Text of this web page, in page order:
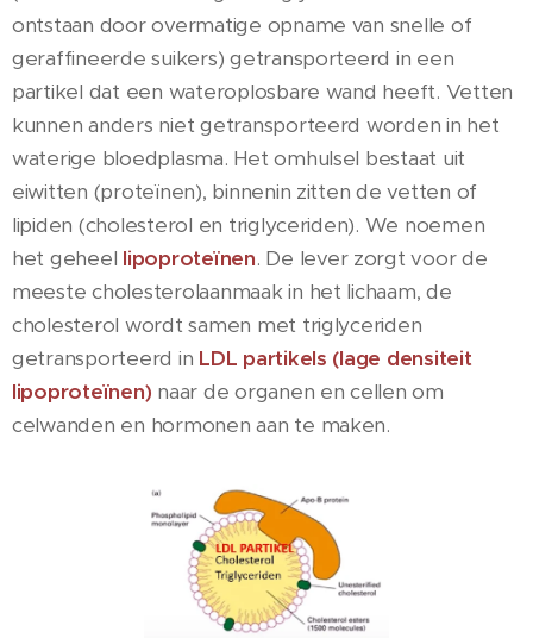
ontstaan door overmatige opname van snelle of
geraffineerde suikers) getransporteerd in een
partikel dat een wateroplosbare wand heeft. Vetten
kunnen anders niet getransporteerd worden in het
waterige bloedplasma. Het omhulsel bestaat uit
eiwitten (proteïnen), binnenin zitten de vetten of
lipiden (cholesterol en triglyceriden). We noemen
het geheel lipoproteïnen. De lever zorgt voor de
meeste cholesterolaanmaak in het lichaam, de
cholesterol wordt samen met triglyceriden
getransporteerd in LDL partikels (lage densiteit
lipoproteïnen) naar de organen en cellen om
celwanden en hormonen aan te maken.